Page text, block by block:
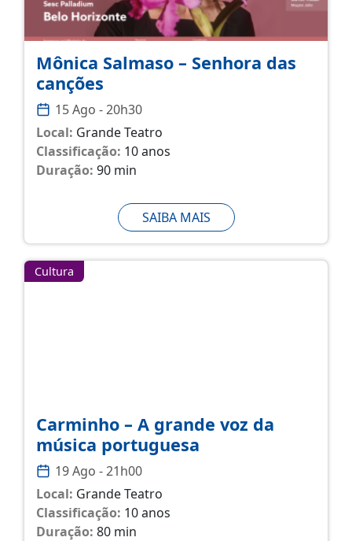
Mônica Salmaso – Senhora das
canções
15 Ago - 20h30
Local: Grande Teatro
Classificação: 10 anos
Duração: 90 min
SAIBA MAIS
Cultura
Carminho – A grande voz da
música portuguesa
19 Ago - 21h00
Local: Grande Teatro
Classificação: 10 anos
Duração: 80 min